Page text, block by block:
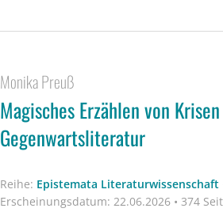
Monika Preuß
Magisches Erzählen von
Gegenwartsliteratur
Reihe: Epistemata Literaturwissenschaft
Erscheinungsdatum: 22.06.2026 • 374